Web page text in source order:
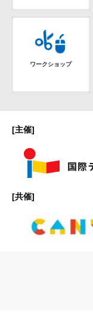
ワークショップ
[主催]
[共催]